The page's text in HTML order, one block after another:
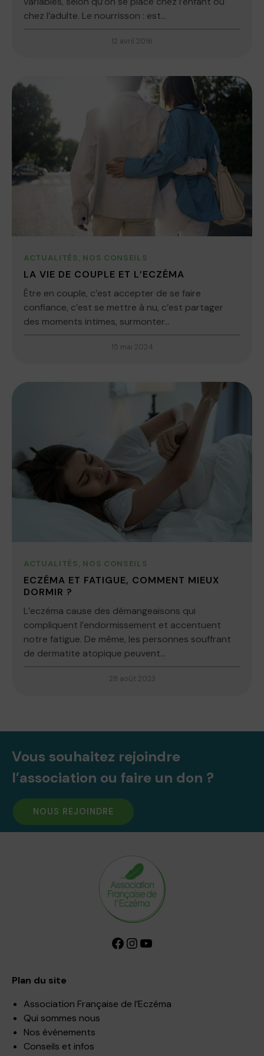
chez l’adulte. Le nourrisson : est...
12 avril 2016
ACTUALITÉS, NOS CONSEILS
LA VIE DE COUPLE ET L’ECZÉMA
Être en couple, c’est accepter de se faire
confiance, c’est se mettre à nu, c’est partager
des moments intimes, surmonter...
15 mai 2024
ACTUALITÉS, NOS CONSEILS
ECZÉMA ET FATIGUE, COMMENT MIEUX
DORMIR ?
L’eczéma cause des démangeaisons qui
compliquent l’endormissement et accentuent
notre fatigue. De même, les personnes souffrant
de dermatite atopique peuvent...
28 août 2023
Vous souhaitez rejoindre
l’association ou faire un don ?
NOUS REJOINDRE
Facebook InstagramYouTube
Plan du site
Association Française de l’Eczéma
Qui sommes nous
Nos événements
Conseils et infos